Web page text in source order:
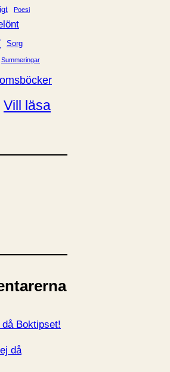
Poesi
Sorg
Summeringar
Vill läsa
då Boktipset!
då